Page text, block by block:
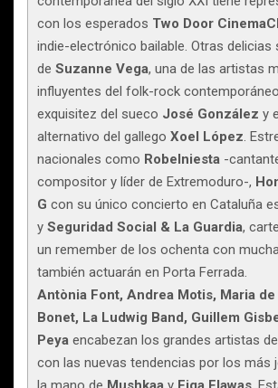
con los esperados Two Door
indie-electrónico bailable. Otras delicias
de Suzanne Vega, una de las artistas
influyentes del folk-rock
exquisitez del sueco José González y
alternativo del gallego Xoel López.
nacionales como RobeIniesta -
compositor y líder de Extremoduro-,
G con su único concierto en Cataluña
y Seguridad Social & La Guardia,
un remember de los ochenta con
también actuarán en Porta Ferrada.
Antònia Font, Andrea Motis, Maria de
Bonet, La Ludwig Band, Guillem
Peya encabezan los grandes artistas
con las nuevas tendencias por los más